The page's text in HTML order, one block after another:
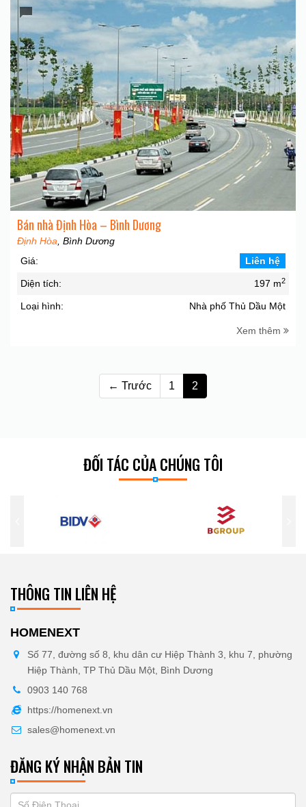
Bán nhà Định Hòa – Bình Dương
Định Hòa , Bình Dương
Giá:
Liên hệ
Diện tích: 197 m2
Loại hình: Nhà phố Thủ Dầu Một
Xem thêm
← Trước 1 2
ĐỐI TÁC CỦA CHÚNG TÔI
THÔNG TIN LIÊN HỆ
HOMENEXT
Số 77, đường số 8, khu dân cư Hiệp Thành 3, khu 7, phường
Hiệp Thành, TP Thủ Dầu Một, Bình Dương
0903 140 768
https://homenext.vn
sales@homenext.vn
ĐĂNG KÝ NHẬN BẢN TIN